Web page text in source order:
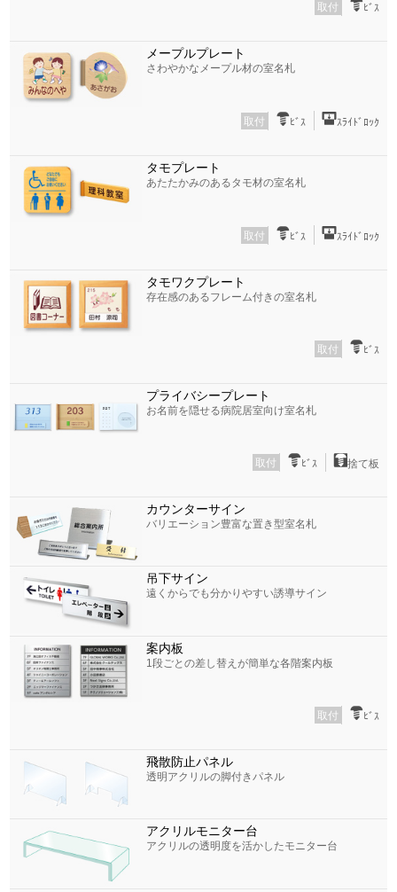
取付 ﾋﾞｽ
メープルプレート
さわやかなメープル材の室名札
取付 ﾋﾞｽ ｽﾗｲﾄﾞﾛｯｸ
タモプレート
あたたかみのあるタモ材の室名札
取付 ﾋﾞｽ ｽﾗｲﾄﾞﾛｯｸ
タモワクプレート
存在感のあるフレーム付きの室名札
取付 ﾋﾞｽ
プライバシープレート
お名前を隠せる病院居室向け室名札
取付 ﾋﾞｽ 捨て板
カウンターサイン
バリエーション豊富な置き型室名札
吊下サイン
遠くからでも分かりやすい誘導サイン
案内板
1段ごとの差し替えが簡単な各階案内板
取付 ﾋﾞｽ
飛散防止パネル
透明アクリルの脚付きパネル
アクリルモニター台
アクリルの透明度を活かしたモニター台